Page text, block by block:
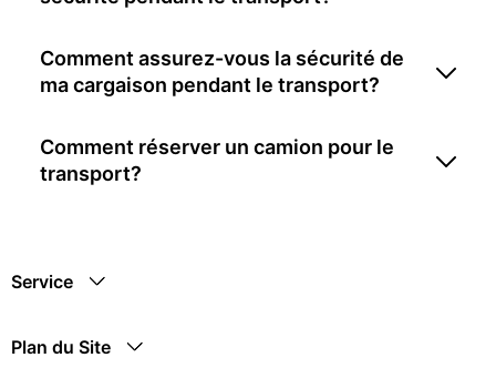
Comment assurez-vous la sécurité de
ma cargaison pendant le transport?
Comment réserver un camion pour le
transport?
Service
Plan du Site